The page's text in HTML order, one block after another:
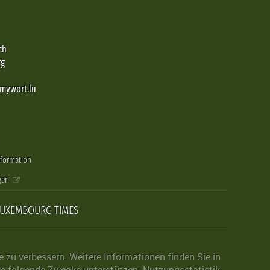
TIMES
verbessern. Weitere Informationen finden Sie in